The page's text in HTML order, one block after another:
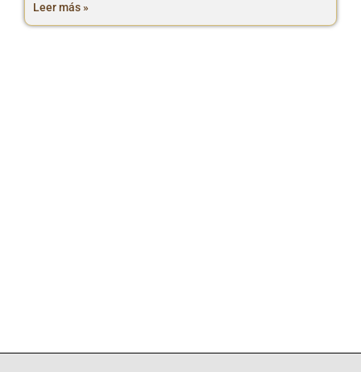
Leer más »